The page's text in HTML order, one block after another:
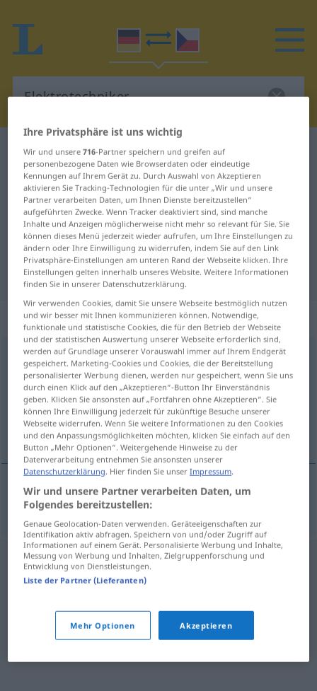
Deutsch-Tschechisch Wörterbuch
Elektrotechniker
Deutsch-Tschechisch Übersetzung
für "Elektrotechniker"
"Elektrotechniker" Tschechisch
Übersetzung
„Elektrotechniker“: maskulin
Elektrotechnikerm
Übersicht aller Übersetzungen
(Für mehr Details die Übersetzung anklicken/antippen)
elektrotechnik
elektrotechnikm Elektrotechniker
Ihre Privatsphäre ist uns wichtig
Wir und unsere716-Partner speichern und greifen auf
personenbezogene Daten wie Browserdaten oder eindeutige
Kennungen auf Ihrem Gerät zu. Durch Auswahl von Akzeptieren
aktivieren Sie Tracking-Technologien für die unter „Wir und unsere
Partner verarbeiten Daten, um Ihnen Dienste bereitzustellen“
aufgeführten Zwecke. Wenn Tracker deaktiviert sind, sind manche
Inhalte und Anzeigen möglicherweise nicht mehr so relevant für Sie. Sie
können dieses Menü jederzeit wieder aufrufen, um Ihre Einstellungen zu
ändern oder Ihre Einwilligung zu widerrufen, indem Sie auf den Link
Privatsphäre-Einstellungen am unteren Rand der Webseite klicken. Ihre
Einstellungen gelten innerhalb unseres Website. Weitere Informationen
finden Sie in unserer Datenschutzerklärung.
Wir verwenden Cookies, damit Sie unsere Webseite bestmöglich nutzen
und wir besser mit Ihnen kommunizieren können. Notwendige,
funktionale und statistische Cookies, die für den Betrieb der Webseite
und der statistischen Auswertung unserer Webseite erforderlich sind,
werden auf Grundlage unserer Vorauswahl immer auf Ihrem Endgerät
gespeichert. Marketing-Cookies und Cookies, die der Bereitstellung
personalisierter Werbung dienen, werden nur gespeichert, wenn Sie uns
durch einen Klick auf den „Akzeptieren“-Button Ihr Einverständnis
geben. Klicken Sie ansonsten auf „Fortfahren ohne Akzeptieren“. Sie
können Ihre Einwilligung jederzeit für zukünftige Besuche unserer
Webseite widerrufen. Wenn Sie weitere Informationen zu den Cookies
und den Anpassungsmöglichkeiten möchten, klicken Sie einfach auf den
Button „Mehr Optionen“. Weitergehende Hinweise zu der
Datenverarbeitung entnehmen Sie ansonsten unserer
Datenschutzerklärung. Hier finden Sie unserImpressum.
Wir und unsere Partner verarbeiten Daten, um
Folgendes bereitzustellen:
Genaue Geolocation-Daten verwenden. Geräteeigenschaften zur
Identifikation aktiv abfragen. Speichern von und/oder Zugriff auf
Informationen auf einem Gerät. Personalisierte Werbung und Inhalte,
Messung von Werbung und Inhalten, Zielgruppenforschung und
Entwicklung von Dienstleistungen.
Liste der Partner (Lieferanten)
Mehr Optionen Akzeptieren